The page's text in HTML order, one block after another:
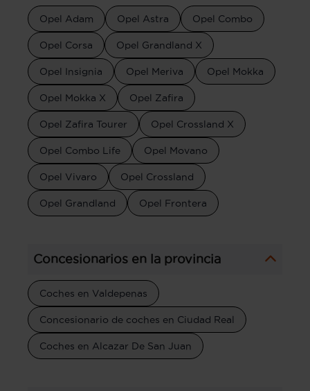
Opel Adam Opel Astra Opel Combo
Opel Corsa Opel Grandland X
Opel Insignia Opel Meriva Opel Mokka
Opel Mokka X Opel Zafira
Opel Zafira Tourer Opel Crossland X
Opel Combo Life Opel Movano
Opel Vivaro Opel Crossland
Opel Grandland Opel Frontera
Concesionarios en la provincia
Coches en Valdepenas
Concesionario de coches en Ciudad Real
Coches en Alcazar De San Juan